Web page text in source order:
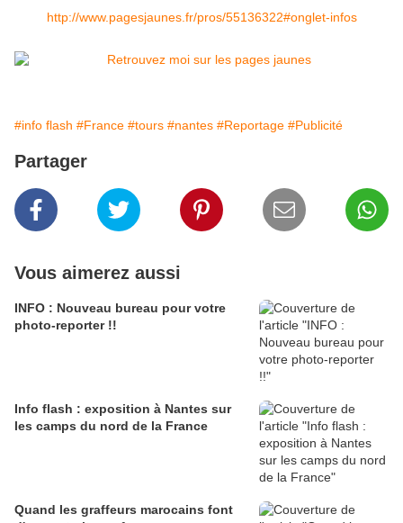
http://www.pagesjaunes.fr/pros/55136322#onglet-infos
#info flash #France #tours #nantes #Reportage #Publicité
Partager
Vous aimerez aussi
INFO : Nouveau bureau pour votre
photo-reporter !!
Info flash : exposition à Nantes sur
les camps du nord de la France
Quand les graffeurs marocains font